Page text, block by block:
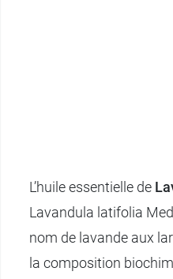
L’huile essentielle de
Lavandula latifolia
nom de lavande aux
la composition